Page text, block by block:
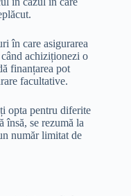
în care asigurarea
achiziționezi o
finanțarea pot
facultative.
opta pentru diferite
însă, se rezumă la
număr limitat de